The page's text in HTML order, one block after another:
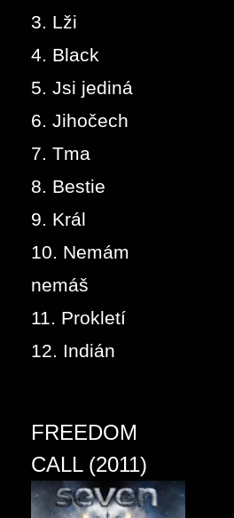
3. Lži
4. Black
5. Jsi jediná
6. Jihočech
7. Tma
8. Bestie
9. Král
10. Nemám
nemáš
11. Prokletí
12. Indián
FREEDOM
CALL (2011)